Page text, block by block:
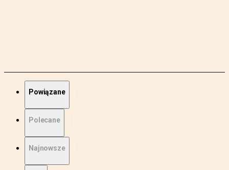
Powiązane
Polecane
Najnowsze